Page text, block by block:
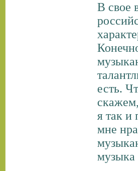
В свое
есть.
я так и
мне
музыка